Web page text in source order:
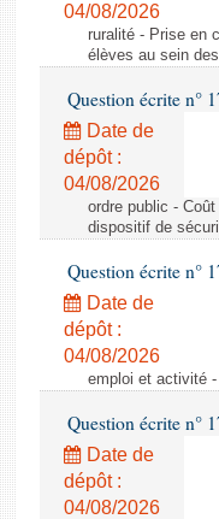
04/08/2026
ruralité - Prise en
élèves au sein des
Question écrite n°
Date de
dépôt :
04/08/2026
ordre public -
dispositif de
Question écrite n°
Date de
dépôt :
04/08/2026
emploi et activité
Question écrite n°
Date de
dépôt :
04/08/2026